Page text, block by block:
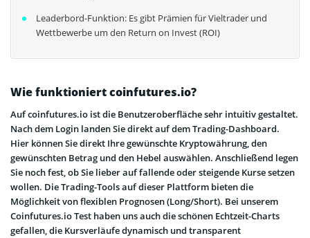
Leaderbord-Funktion: Es gibt Prämien für Vieltrader und
Wettbewerbe um den Return on Invest (ROI)
Wie funktioniert coinfutures.io?
Auf coinfutures.io ist die Benutzeroberfläche sehr intuitiv gestaltet.
Nach dem Login landen Sie direkt auf dem Trading-Dashboard.
Hier können Sie direkt Ihre gewünschte Kryptowährung, den
gewünschten Betrag und den Hebel auswählen. Anschließend legen
Sie noch fest, ob Sie lieber auf fallende oder steigende Kurse setzen
wollen. Die Trading-Tools auf dieser Plattform bieten die
Möglichkeit von flexiblen Prognosen (Long/Short). Bei unserem
Coinfutures.io Test haben uns auch die schönen Echtzeit-Charts
gefallen, die Kursverläufe dynamisch und transparent